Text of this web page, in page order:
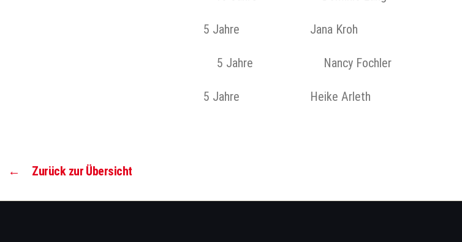
5 Jahre Jana Kroh
5 Jahre Nancy Fochler
5 Jahre Heike Arleth
← Zurück zur Übersicht